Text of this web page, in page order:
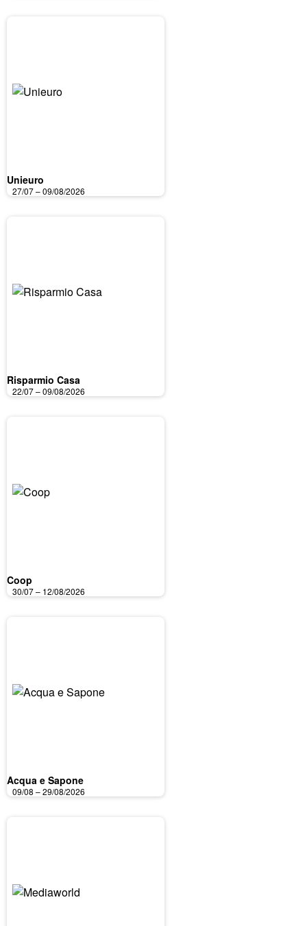
Unieuro
27/07 – 09/08/2026
Risparmio Casa
22/07 – 09/08/2026
Coop
30/07 – 12/08/2026
Acqua e Sapone
09/08 – 29/08/2026